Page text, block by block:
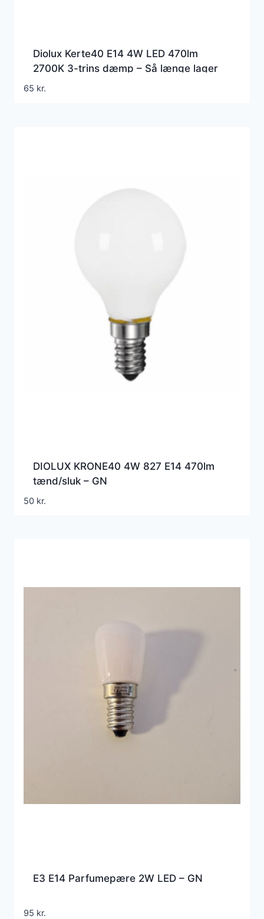
Diolux Kerte40 E14 4W LED 470lm
2700K 3-trins dæmp – Så længe lager
haves – GN
65 kr.
DIOLUX KRONE40 4W 827 E14 470lm
tænd/sluk – GN
50 kr.
E3 E14 Parfumepære 2W LED – GN
95 kr.